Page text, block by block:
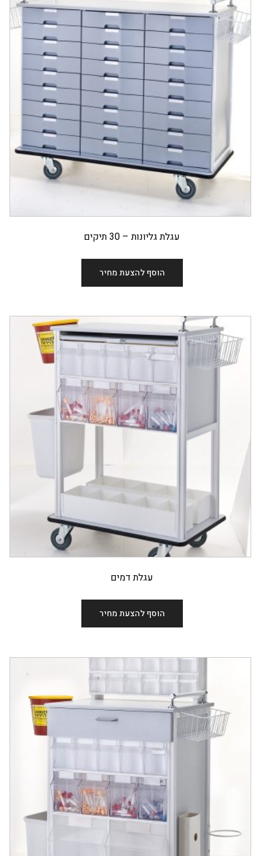
עגלת גליונות – 30 תיקים
הוסף להצעת מחיר
עגלת דמים
הוסף להצעת מחיר